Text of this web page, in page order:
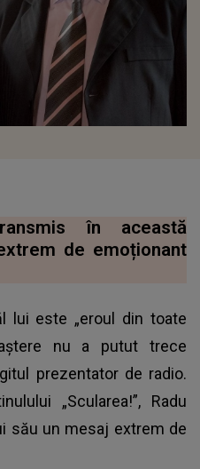
în această
de emoționant
lui este „eroul din toate
nu a putut trece
prezentator de radio.
„Scularea!”, Radu
său un mesaj extrem de